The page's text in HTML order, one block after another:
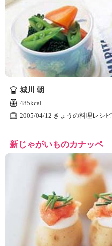
城川 朝
485kcal
2005/04/12 きょうの料理レシピ
新じゃがいものカナッペ